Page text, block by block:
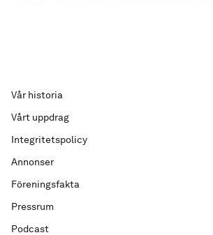
Vår historia
Vårt uppdrag
Integritetspolicy
Annonser
Föreningsfakta
Pressrum
Podcast